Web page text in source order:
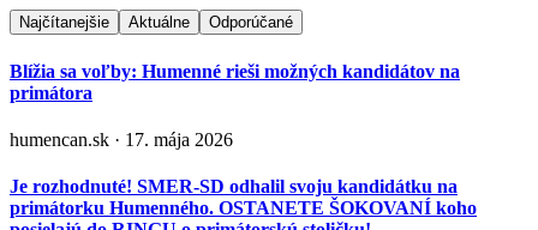
Najčítanejšie Aktuálne Odporúčané
Blížia sa voľby: Humenné rieši možných kandidátov na
primátora
humencan.sk · 17. mája 2026
Je rozhodnuté! SMER-SD odhalil svoju kandidátku na
primátorku Humenného. OSTANETE ŠOKOVANÍ koho